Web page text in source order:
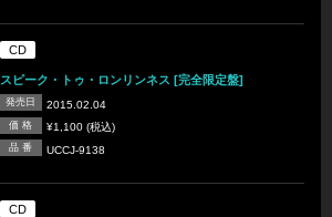
CD
スピーク・トゥ・ロンリンネス [完全限定盤]
発売日 2015.02.04
価 格 ¥1,100 (税込)
品 番 UCCJ-9138
CD